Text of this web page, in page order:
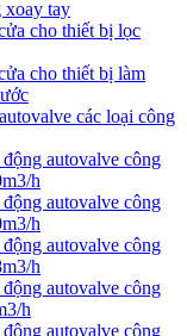
xoay tay
cho thiết bị lọc
cho thiết bị làm
các loại công
autovalve công
h
autovalve công
h
autovalve công
h
autovalve công
h
autovalve công